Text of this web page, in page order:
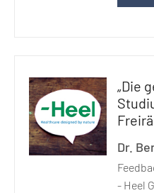
„Die
Dr.
- Heel